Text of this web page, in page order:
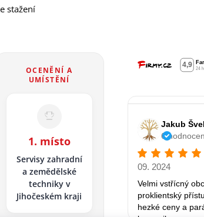
stažení
OCENĚNÍ A
UMÍSTĚNÍ
1. místo
Servisy zahradní
a zemědělské
techniky v
Jihočeském kraji